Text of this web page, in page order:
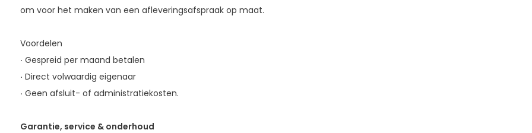
om voor het maken van een afleveringsafspraak op maat.
Voordelen
· Gespreid per maand betalen
· Direct volwaardig eigenaar
· Geen afsluit- of administratiekosten.
Garantie, service & onderhoud